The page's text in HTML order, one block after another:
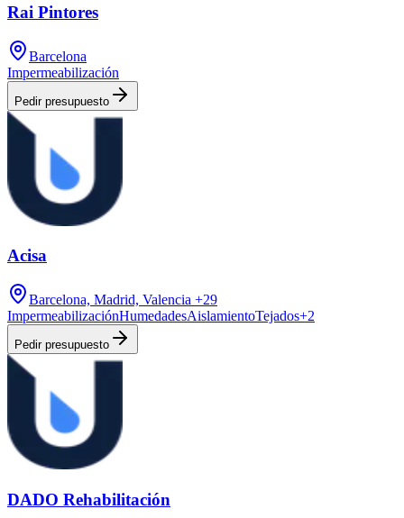
Rai Pintores
Barcelona
Impermeabilización
Pedir presupuesto
Acisa
Barcelona, Madrid, Valencia +29
ImpermeabilizaciónHumedadesAislamientoTejados+2
Pedir presupuesto
DADO Rehabilitación